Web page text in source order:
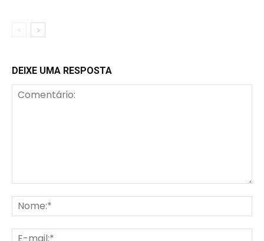
DEIXE UMA RESPOSTA